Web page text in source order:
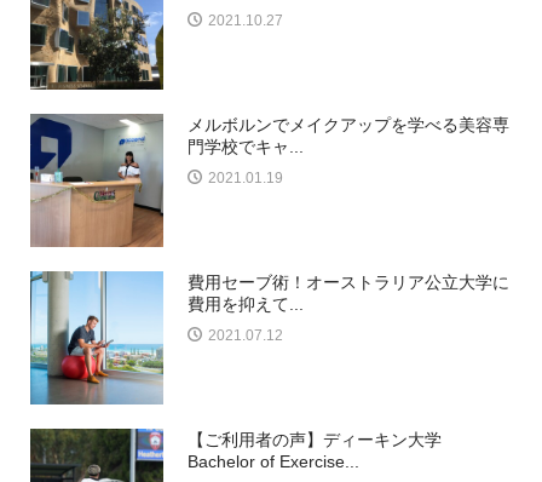
2021.10.27
メルボルンでメイクアップを学べる美容専
門学校でキャ...
2021.01.19
費用セーブ術！オーストラリア公立大学に
費用を抑えて...
2021.07.12
【ご利用者の声】ディーキン大学
Bachelor of Exercise...